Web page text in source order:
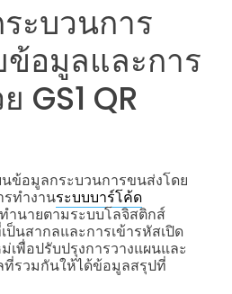
ะบวนการ
อมูลและการ
GS1 QR
ข้อมูลกระบวนการขนส่งโดย
ทำงานระบบบาร์โค้ด
ำนายตามระบบโลจิสติกส์
นสากลและการเข้ารหัสเปิด
เพื่อปรับปรุงการวางแผนและ
ที่รวมกันให้ได้ข้อมูลสรุปที่